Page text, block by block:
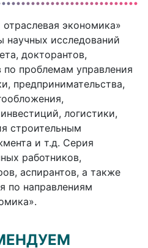
экономика»
научных исследований
докторантов,
по проблемам управления
предпринимательства,
логистики,
строительным
и т.д. Серия
работников,
аспирантов, а также
по направлениям